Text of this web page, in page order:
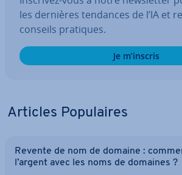
les dernières tendances de l’IA et
conseils pratiques.
Je m’inscris
Articles Po­pu­laires
Revente de nom de domaine :
l’argent avec les noms de domaines ?